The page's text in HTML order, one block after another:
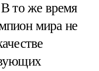
то же время
мира не